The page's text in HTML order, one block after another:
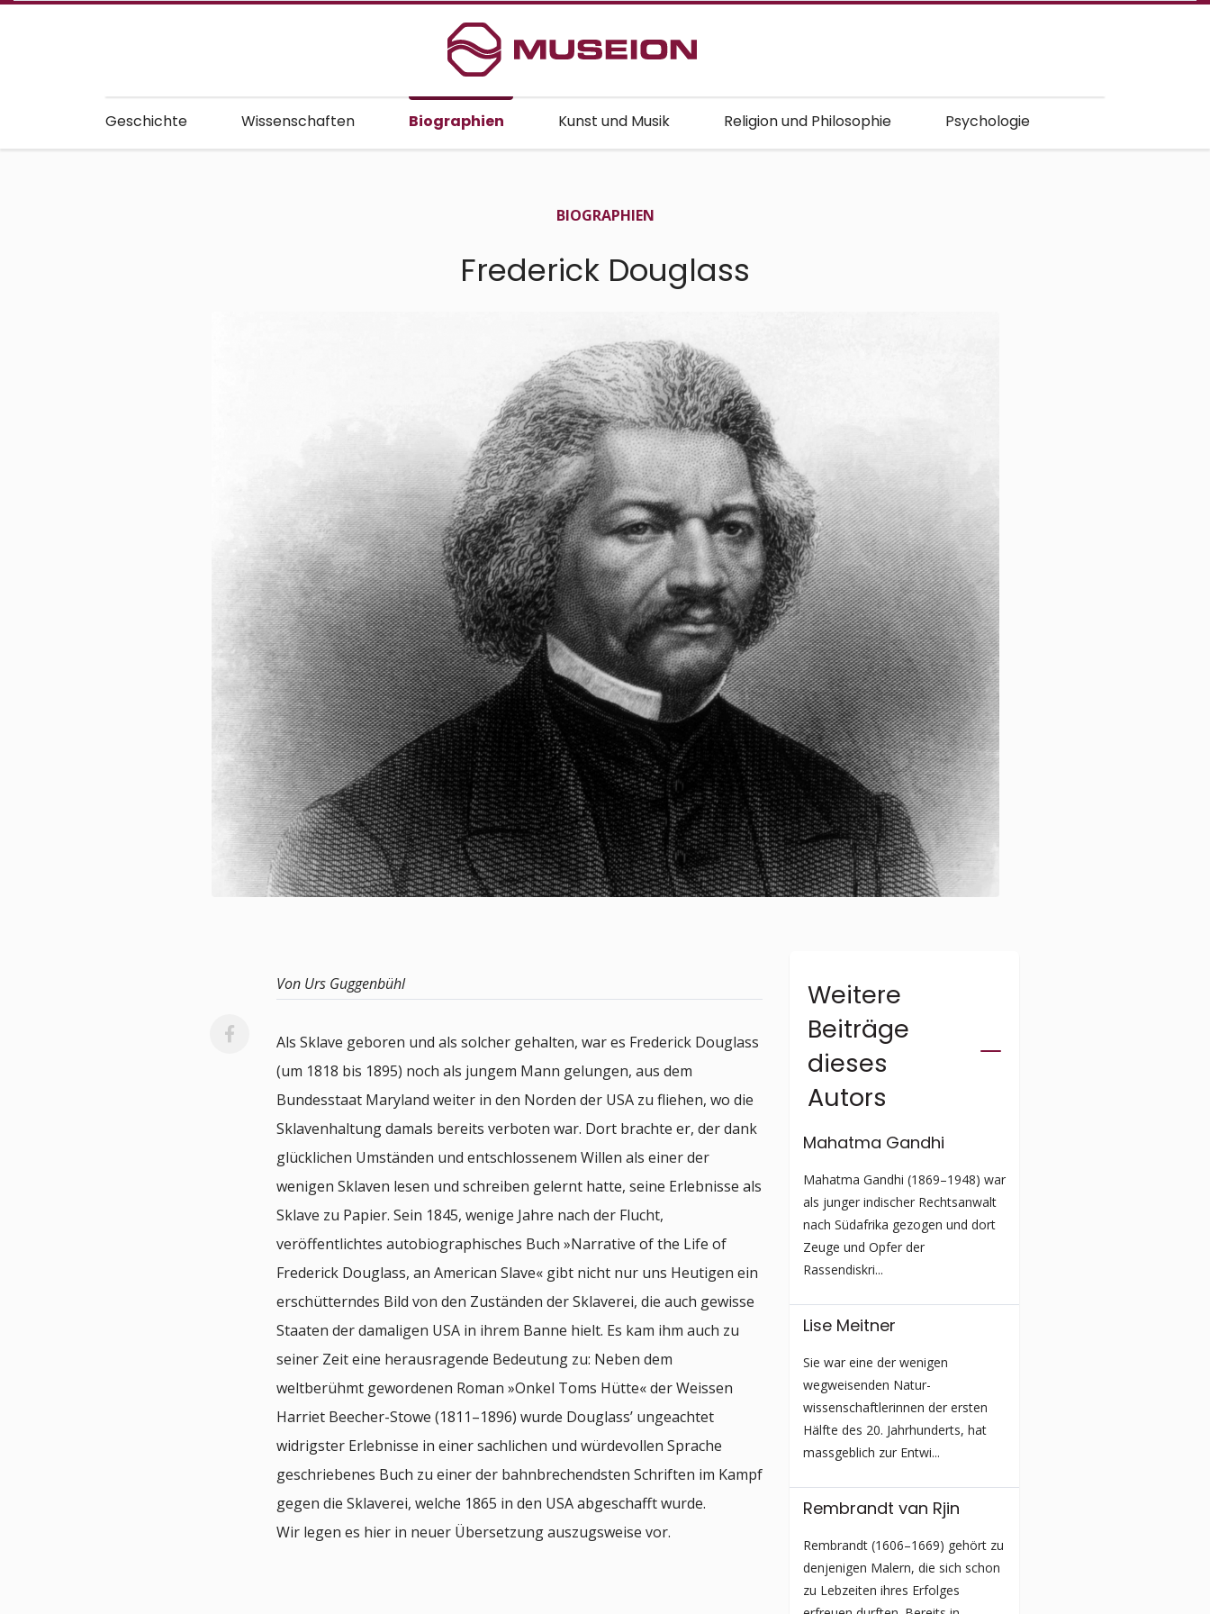
Geschichte Wissenschaften Biographien Kunst und Musik Religion und Philosophie Psychologie
BIO­GRAPHIEN
Frederick Douglass
Von Urs Guggenbühl
Als Sklave geboren und als solcher gehalten, war es Frederick Douglass
(um 1818 bis 1895) noch als jungem Mann gelungen, aus dem
Bundesstaat Maryland weiter in den Norden der USA zu fliehen, wo die
Sklavenhaltung damals bereits verboten war. Dort brachte er, der dank
glücklichen Umständen und entschlossenem Willen als einer der
wenigen Sklaven lesen und schreiben gelernt hatte, seine Erlebnisse als
Sklave zu Papier. Sein 1845, wenige Jahre nach der Flucht,
veröffentlichtes autobiographisches Buch »Narrative of the Life of
Frederick Douglass, an American Slave« gibt nicht nur uns Heutigen ein
erschütterndes Bild von den Zuständen der Sklaverei, die auch gewisse
Staaten der damaligen USA in ihrem Banne hielt. Es kam ihm auch zu
seiner Zeit eine herausragende Bedeutung zu: Neben dem
weltberühmt gewordenen Roman »Onkel Toms Hütte« der Weissen
Harriet Beecher-Stowe (1811–1896) wurde Douglass’ ungeachtet
widrigster Erlebnisse in einer sachlichen und würdevollen Sprache
geschriebenes Buch zu einer der bahnbrechendsten Schriften im Kampf
gegen die Sklaverei, welche 1865 in den USA abgeschafft wurde.
Wir legen es hier in neuer Übersetzung auszugsweise vor.
Weitere
Beiträge
dieses
Autors
Mahatma Gandhi
Mahatma Gandhi (1869–1948) war
als junger indischer Rechtsanwalt
nach Südafrika gezogen und dort
Zeuge und Opfer der
Rassendiskri...
Lise Meitner
Sie war eine der wenigen
wegweisenden Natur­
wissenschaftlerinnen der ersten
Hälfte des 20. Jahrhunderts, hat
massgeblich zur Entwi...
Rembrandt van Rjin
Rembrandt (1606–1669) gehört zu
denjenigen Malern, die sich schon
zu Lebzeiten ihres Erfolges